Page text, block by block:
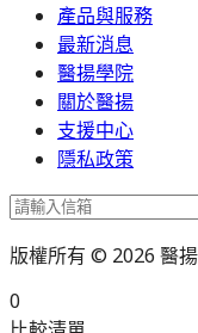
產品與服務
最新消息
醫揚學院
關於醫揚
支援中心
隱私政策
版權所有 © 2026 醫
0